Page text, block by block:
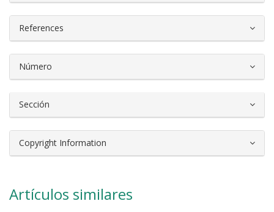
References
Número
Sección
Copyright Information
Artículos similares